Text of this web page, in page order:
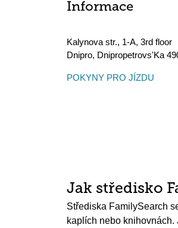
Informace
Kalynova str., 1-A, 3rd floor
Dnipro, Dnipropetrovs'Ka
POKYNY PRO JÍZDU
Jak středisko
Střediska FamilySearch
kaplích nebo